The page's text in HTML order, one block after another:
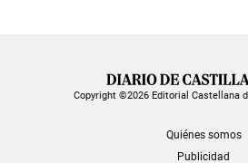
Copyright ©2026 Editorial Castellana
Quiénes somos
Publicidad